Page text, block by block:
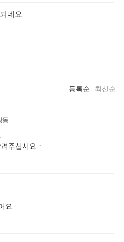
네요
등록순 최신순
동
주십시요ᆢ
요